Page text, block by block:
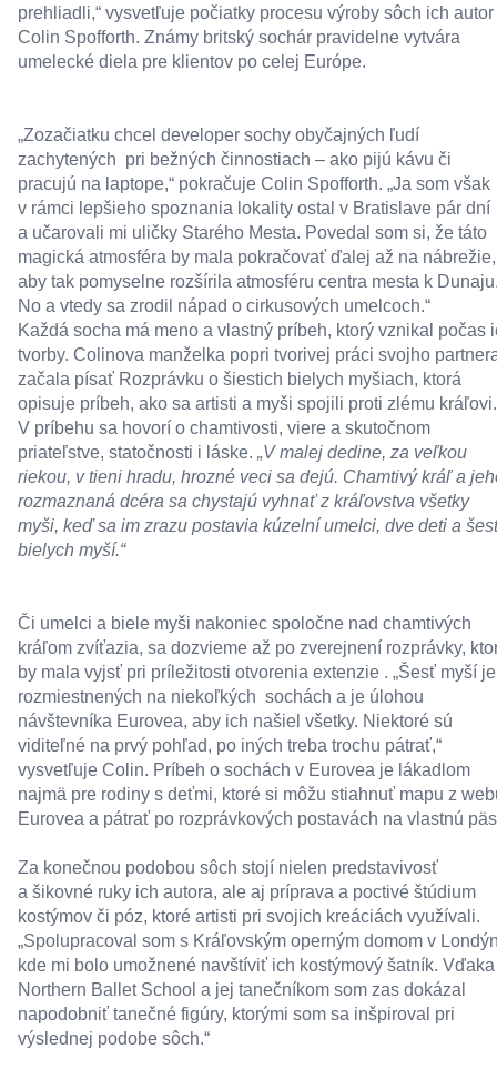
prehliadli,“ vysvetľuje počiatky procesu výroby sôch ich autor
Colin Spofforth. Známy britský sochár pravidelne vytvára
umelecké diela pre klientov po celej Európe.
„Zozačiatku chcel developer sochy obyčajných ľudí
zachytených pri bežných činnostiach – ako pijú kávu či
pracujú na laptope,“ pokračuje Colin Spofforth. „Ja som však
v rámci lepšieho spoznania lokality ostal v Bratislave pár dní
a učarovali mi uličky Starého Mesta. Povedal som si, že táto
magická atmosféra by mala pokračovať ďalej až na nábrežie,
aby tak pomyselne rozšírila atmosféru centra mesta k
No a vtedy sa zrodil nápad o cirkusových umelcoch.“
Každá socha má meno a vlastný príbeh, ktorý vznikal počas
tvorby. Colinova manželka popri tvorivej práci svojho
začala písať Rozprávku o šiestich bielych myšiach, ktorá
opisuje príbeh, ako sa artisti a myši spojili proti zlému kráľovi.
V príbehu sa hovorí o chamtivosti, viere a skutočnom
priateľstve, statočnosti i láske. „V malej dedine, za veľkou
riekou, v tieni hradu, hrozné veci sa dejú. Chamtivý kráľ a
rozmaznaná dcéra sa chystajú vyhnať z kráľovstva všetky
myši, keď sa im zrazu postavia kúzelní umelci, dve deti a
bielych myší.“
Či umelci a biele myši nakoniec spoločne nad chamtivých
kráľom zvíťazia, sa dozvieme až po zverejnení rozprávky,
by mala vyjsť pri príležitosti otvorenia extenzie . „Šesť myší je
rozmiestnených na niekoľkých sochách a je úlohou
návštevníka Eurovea, aby ich našiel všetky. Niektoré sú
viditeľné na prvý pohľad, po iných treba trochu pátrať,“
vysvetľuje Colin. Príbeh o sochách v Eurovea je lákadlom
najmä pre rodiny s deťmi, ktoré si môžu stiahnuťmapu z
Eurovea a pátrať po rozprávkových postavách na vlastnú
Za konečnou podobou sôch stojí nielen predstavivosť
a šikovné ruky ich autora, ale aj príprava a poctivé štúdium
kostýmov či póz, ktoré artisti pri svojich kreáciách využívali.
„Spolupracoval som s Kráľovským operným domom v
kde mi bolo umožnené navštíviť ich kostýmový šatník. Vďaka
Northern Ballet School a jej tanečníkom som zas dokázal
napodobniť tanečné figúry, ktorými som sa inšpiroval pri
výslednej podobe sôch.“